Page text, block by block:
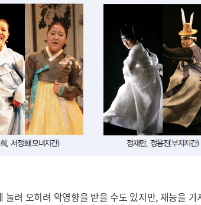
려 오히려 악영향을 받을 수도 있지만, 재능을